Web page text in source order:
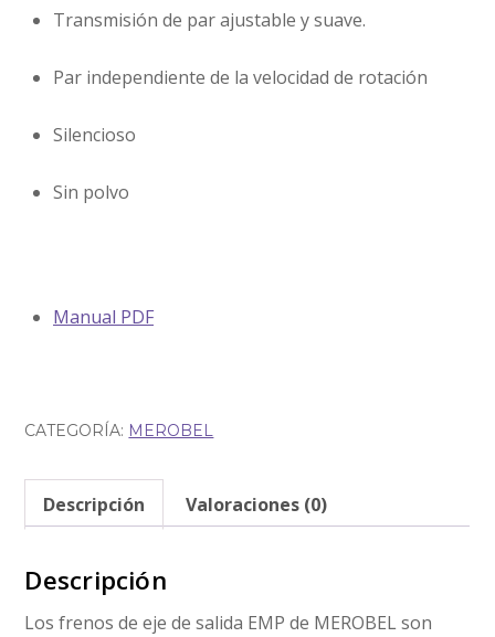
Transmisión de par ajustable y suave.
Par independiente de la velocidad de rotación
Silencioso
Sin polvo
Manual PDF
CATEGORÍA: MEROBEL
Descripción Valoraciones (0)
Descripción
Los frenos de eje de salida EMP de MEROBEL son